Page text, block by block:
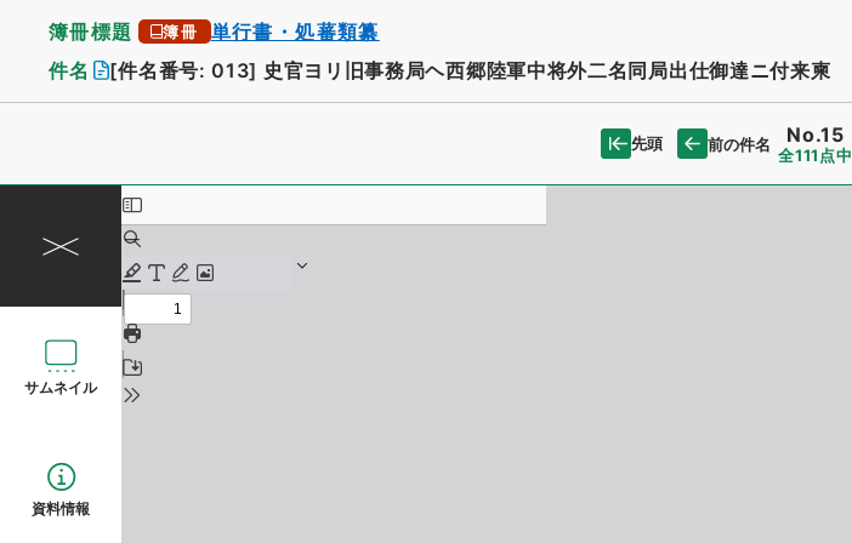
簿冊標題 簿冊 単行書・処蕃類纂
件名 [件名番号: 013] 史官ヨリ旧事務局ヘ西郷陸軍中将外二名同局出仕御達ニ付来柬
先頭 前の件名 No.15
全111点中
サムネイル
資料情報